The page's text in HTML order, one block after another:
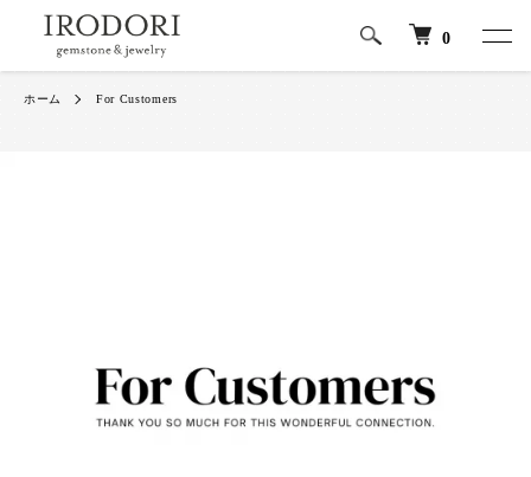
0
ホーム For Customers